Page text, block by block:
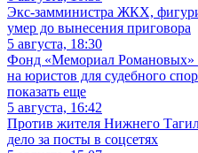
Экс-замминистра ЖКХ,
умер до вынесения приговора
5 августа, 18:30
Фонд «Мемориал Романовых»
на юристов для судебного
показать еще
5 августа, 16:42
Против жителя Нижнего
дело за посты в соцсетях